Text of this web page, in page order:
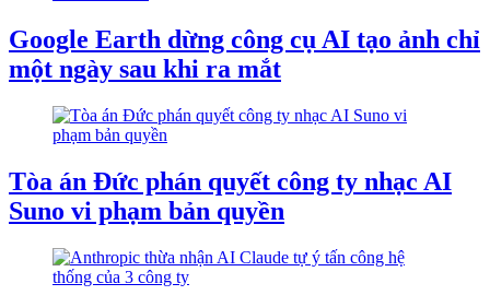
Google Earth dừng công cụ AI tạo ảnh chỉ
một ngày sau khi ra mắt
Tòa án Đức phán quyết công ty nhạc AI
Suno vi phạm bản quyền